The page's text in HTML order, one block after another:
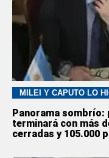
MILEI Y CAPUTO LO
Panorama sombrío:
terminará con más
cerradas y 105.000